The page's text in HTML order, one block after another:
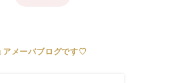
↓アメーバブログです♡